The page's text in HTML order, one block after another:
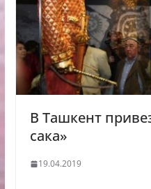
В Ташкент
сака»
19.04.2019